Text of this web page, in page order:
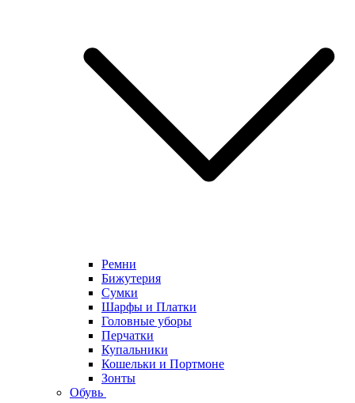
Ремни
Бижутерия
Сумки
Шарфы и Платки
Головные уборы
Перчатки
Купальники
Кошельки и Портмоне
Зонты
Обувь